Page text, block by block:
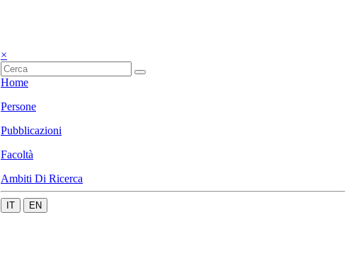
×
Home
Persone
Pubblicazioni
Facoltà
Ambiti Di Ricerca
IT EN